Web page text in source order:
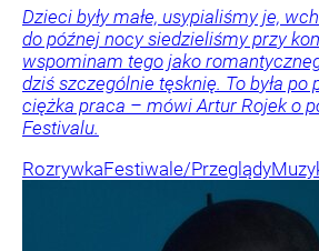
Dzieci były małe, usypialiśmy je,
do późnej nocy siedzieliśmy przy
wspominam tego jako
dziś szczególnie tęsknię. To była po
ciężka praca – mówi Artur Rojek o
Festivalu.
RozrywkaFestiwale/Przeglądy